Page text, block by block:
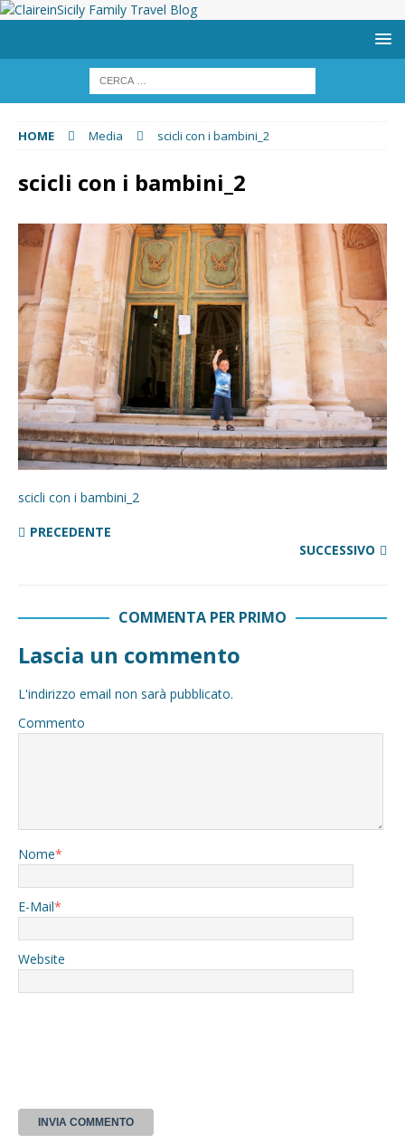
HOME Media scicli con i bambini_2
scicli con i bambini_2
scicli con i bambini_2
PRECEDENTE
SUCCESSIVO
COMMENTA PER PRIMO
Lascia un commento
L'indirizzo email non sarà pubblicato.
Commento
Nome*
E-Mail*
Website